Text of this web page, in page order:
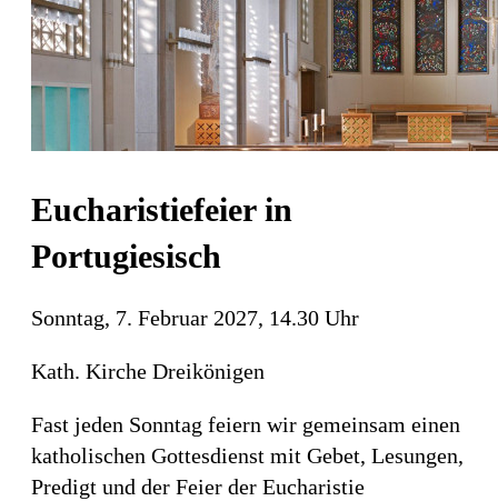
Eucharistiefeier in
Portugiesisch
Sonntag, 7. Februar 2027, 14.30 Uhr
Kath. Kirche Dreikönigen
Fast jeden Sonntag feiern wir gemeinsam einen
katholischen Gottesdienst mit Gebet, Lesungen,
Predigt und der Feier der Eucharistie